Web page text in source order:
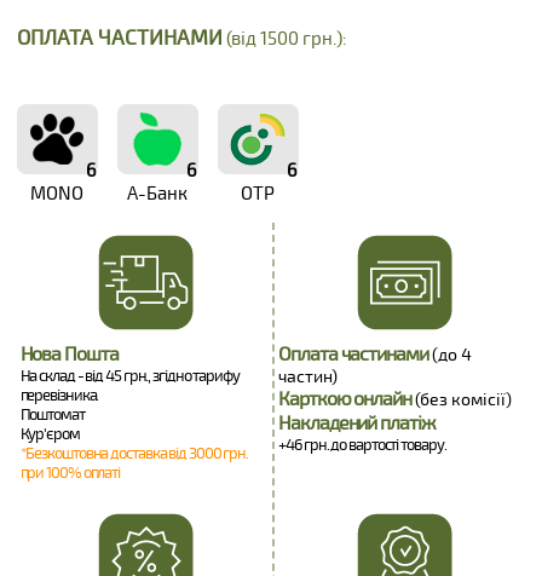
ОПЛАТА ЧАСТИНАМИ (від 1500 грн.):
6
MONO
6
А-Банк
6
OTP
Нова Пошта
На склад - від 45 грн., згідно тарифу
перевізника.
Поштомат
Кур'єром
*Безкоштовна доставка від 3000 грн.
при 100% оплаті
Оплата частинами(до 4
частин)
Карткою онлайн(без комісії)
Накладений платіж
+46 грн. до вартості товару.